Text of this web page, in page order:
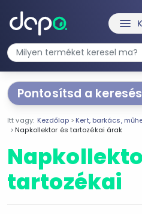
menu
Pontosítsd a
Segítünk a
Válaszd ki a jellemzőket
Ár szűrése
1 Ft
Itt vagy: Kezdőlap
Kert, barkács,
Napkollektor és tartozékai árak
tartozékai